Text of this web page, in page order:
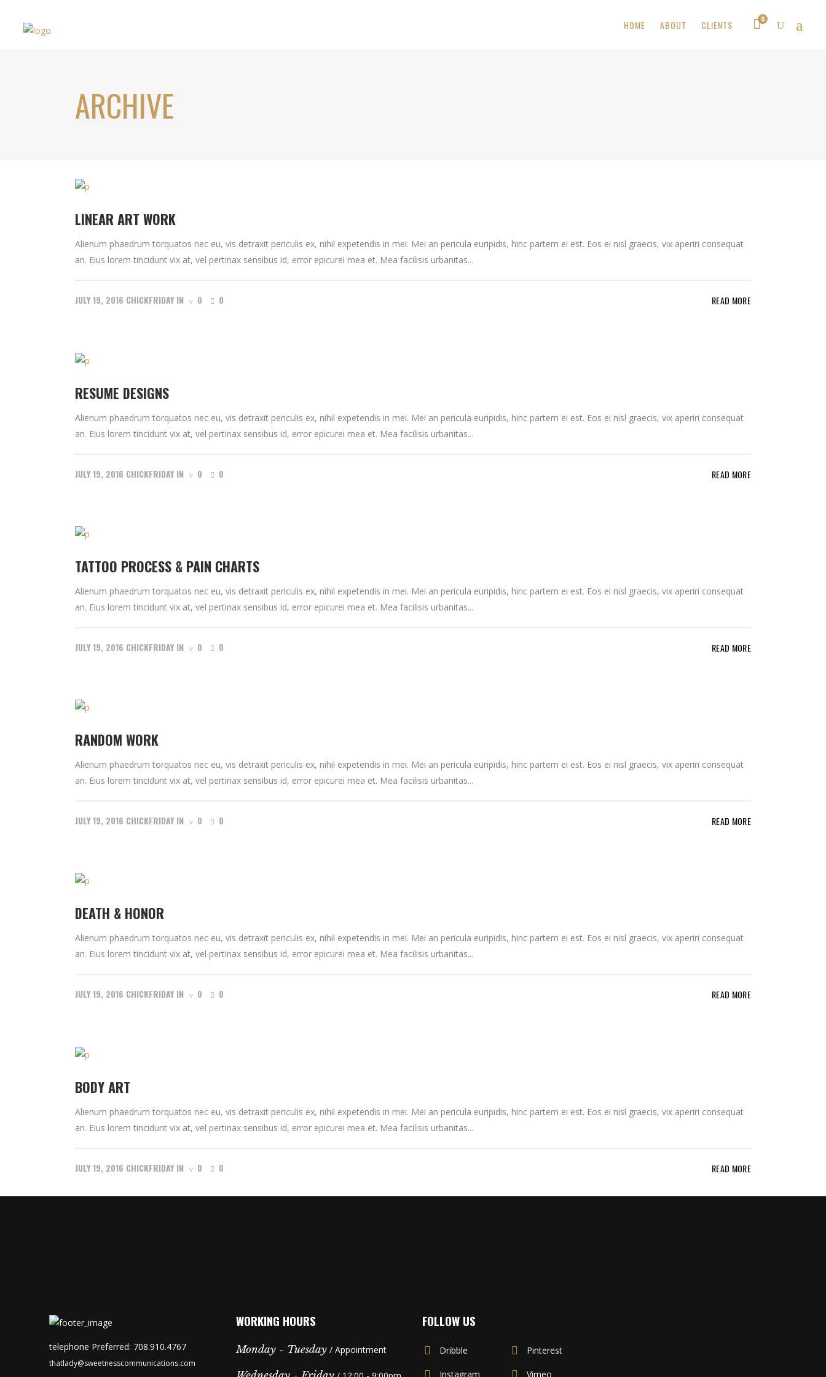
HOME ABOUT CLIENTS 0
ARCHIVE
LINEAR ART WORK
Alienum phaedrum torquatos nec eu, vis detraxit periculis ex, nihil expetendis in mei. Mei an pericula euripidis, hinc partem ei est. Eos ei nisl graecis, vix aperiri consequat
an. Eius lorem tincidunt vix at, vel pertinax sensibus id, error epicurei mea et. Mea facilisis urbanitas...
JULY 19, 2016 CHICKFRIDAY IN 0 0 READ MORE
RESUME DESIGNS
Alienum phaedrum torquatos nec eu, vis detraxit periculis ex, nihil expetendis in mei. Mei an pericula euripidis, hinc partem ei est. Eos ei nisl graecis, vix aperiri consequat
an. Eius lorem tincidunt vix at, vel pertinax sensibus id, error epicurei mea et. Mea facilisis urbanitas...
JULY 19, 2016 CHICKFRIDAY IN 0 0 READ MORE
TATTOO PROCESS & PAIN CHARTS
Alienum phaedrum torquatos nec eu, vis detraxit periculis ex, nihil expetendis in mei. Mei an pericula euripidis, hinc partem ei est. Eos ei nisl graecis, vix aperiri consequat
an. Eius lorem tincidunt vix at, vel pertinax sensibus id, error epicurei mea et. Mea facilisis urbanitas...
JULY 19, 2016 CHICKFRIDAY IN 0 0 READ MORE
RANDOM WORK
Alienum phaedrum torquatos nec eu, vis detraxit periculis ex, nihil expetendis in mei. Mei an pericula euripidis, hinc partem ei est. Eos ei nisl graecis, vix aperiri consequat
an. Eius lorem tincidunt vix at, vel pertinax sensibus id, error epicurei mea et. Mea facilisis urbanitas...
JULY 19, 2016 CHICKFRIDAY IN 0 0 READ MORE
DEATH & HONOR
Alienum phaedrum torquatos nec eu, vis detraxit periculis ex, nihil expetendis in mei. Mei an pericula euripidis, hinc partem ei est. Eos ei nisl graecis, vix aperiri consequat
an. Eius lorem tincidunt vix at, vel pertinax sensibus id, error epicurei mea et. Mea facilisis urbanitas...
JULY 19, 2016 CHICKFRIDAY IN 0 0 READ MORE
BODY ART
Alienum phaedrum torquatos nec eu, vis detraxit periculis ex, nihil expetendis in mei. Mei an pericula euripidis, hinc partem ei est. Eos ei nisl graecis, vix aperiri consequat
an. Eius lorem tincidunt vix at, vel pertinax sensibus id, error epicurei mea et. Mea facilisis urbanitas...
JULY 19, 2016 CHICKFRIDAY IN 0 0 READ MORE
telephone Preferred: 708.910.4767
thatlady@sweetnesscommunications.com
WORKING HOURS
Monday - Tuesday/ Appointment
FOLLOW US
Dribble
Instagram
Pinterest
Vimeo